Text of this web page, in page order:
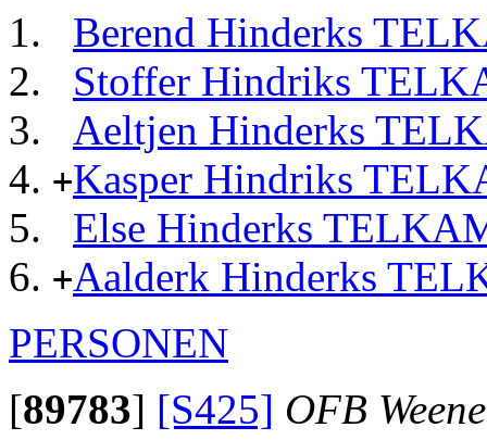
Berend Hinderks
Stoffer Hindriks
Aeltjen Hinderks
+Kasper Hindriks
Else Hinderks
+Aalderk Hinderks
PERSONEN
[89783] [S425] OFB